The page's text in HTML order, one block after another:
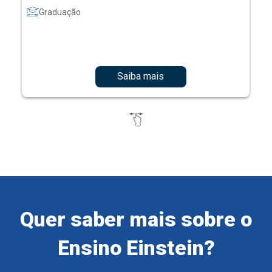
Graduação
Saiba mais
Quer saber mais sobre o
Ensino Einstein?